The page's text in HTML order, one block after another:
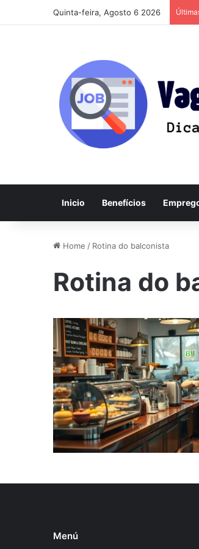
Quinta-feira, Agosto 6 2026
Inicio Benefícios
Home / Rotina do balconista
Rotina do
Menú